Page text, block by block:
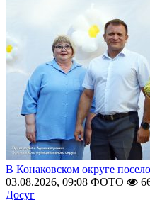
В Конаковском округе
03.08.2026, 09:08 ФОТО
Досуг